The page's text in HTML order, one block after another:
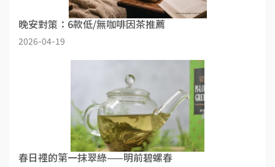
晚安對策：6款低/無咖啡因茶推薦
2026-04-19
春日裡的第一抹翠綠——明前碧螺春